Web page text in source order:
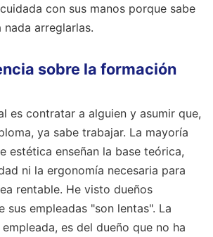
con sus manos porque sabe
arreglarlas.
sobre la formación
es contratar a alguien y asumir que,
ya sabe trabajar. La mayoría
estética enseñan la base teórica,
ni la ergonomía necesaria para
rentable. He visto dueños
sus empleadas "son lentas". La
es del dueño que no ha